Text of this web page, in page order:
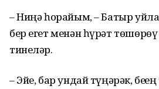
– Ниңә һорайым, – Батыр
бер егет менән һүрәт
тинеләр.
– Эйе, бар ундай түңәрәк,